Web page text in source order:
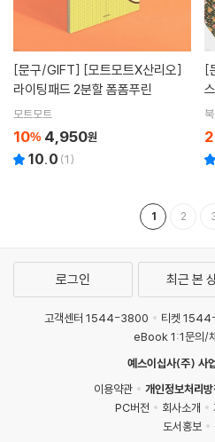
[문구/GIFT]
라이팅패드 2분할 폼폼푸린
모트모트
10% 4,950원
10.0 (1)
[
1 2
로그인 최근 본
고객센터 1544-3800 티켓
eBook 1:1문의/
예스이십사(주) 사
이용약관
개인정보처리방
PC버전
회사소개
도서홍보